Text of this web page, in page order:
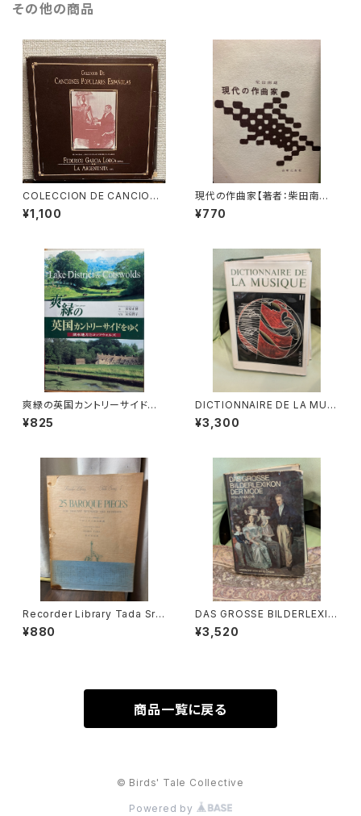
古楽以外
その他の商品
COLECCION DE CANCIONE
S POPULARES ESPAÑOLAS
【演奏者：FEDERICO GARCIA
¥1,100
現代の作曲家【著者：柴田南雄】
出版社：音楽之友社 昭和33年
¥770
爽緑の英国カントリーサイドを
ゆく【著者：末安正博 写真：末安
潤子】出版社：成隆出版 2000
¥825
DICTIONNAIRE DE LA MUSI
QUE Ⅱ:les mens et leurs
œuvres『音楽辞典：人物とその
¥3,300
Recorder Library Tada Srie
s1 25 BAROQUE PIECES FO
R TREBLE RECORDER AND
¥880
DAS GROSSE BILDERLEXIK
ON DER MODE【著者：Ludmil
a Kybalová, Olga Herbeno
¥3,520
商品一覧に戻る
© Birds' Tale Collective
Powered by